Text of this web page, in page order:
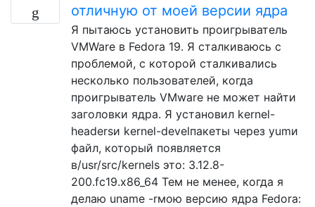
отличную от моей версии ядра
Я пытаюсь установить проигрыватель
VMWare в Fedora 19. Я сталкиваюсь с
проблемой, с которой сталкивались
несколько пользователей, когда
проигрыватель VMware не может найти
заголовки ядра. Я установил kernel-
headersи kernel-develпакеты через yumи
файл, который появляется
в/usr/src/kernels это: 3.12.8-
200.fc19.x86_64 Тем не менее, когда я
делаю uname -rмою версию ядра Fedora: